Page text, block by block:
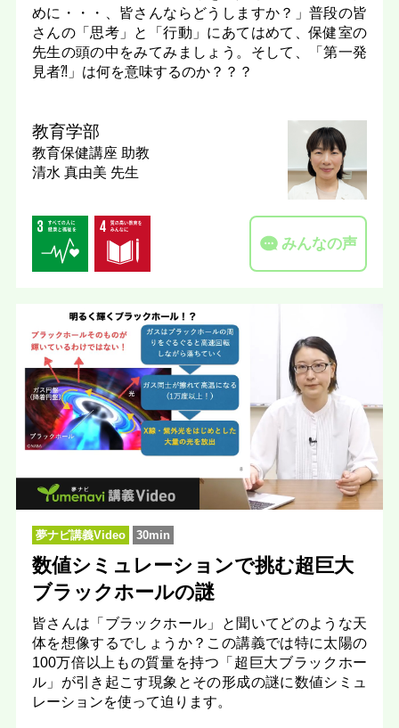
めに・・・、皆さんならどうしますか？」普段の皆
さんの「思考」と「行動」にあてはめて、保健室の
先生の頭の中をみてみましょう。そして、「第一発
見者⁈」は何を意味するのか？？？
教育学部
教育保健講座 助教
清水 真由美 先生
みんなの声
夢ナビ講義Video 30min
数値シミュレーションで挑む超巨大
ブラックホールの謎
皆さんは「ブラックホール」と聞いてどのような天
体を想像するでしょうか？この講義では特に太陽の
100万倍以上もの質量を持つ「超巨大ブラックホー
ル」が引き起こす現象とその形成の謎に数値シミュ
レーションを使って迫ります。